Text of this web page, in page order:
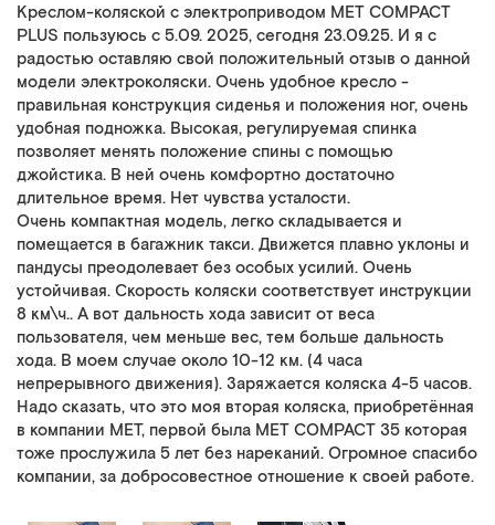
Креслом-коляской с электроприводом MET COMPACT
PLUS пользуюсь с 5.09. 2025, сегодня 23.09.25. И я с
радостью оставляю свой положительный отзыв о данной
модели электроколяски. Очень удобное кресло -
правильная конструкция сиденья и положения ног, очень
удобная подножка. Высокая, регулируемая спинка
позволяет менять положение спины с помощью
джойстика. В ней очень комфортно достаточно
длительное время. Нет чувства усталости.
Очень компактная модель, легко складывается и
помещается в багажник такси. Движется плавно уклоны и
пандусы преодолевает без особых усилий. Очень
устойчивая. Скорость коляски соответствует инструкции
8 км\ч.. А вот дальность хода зависит от веса
пользователя, чем меньше вес, тем больше дальность
хода. В моем случае около 10-12 км. (4 часа
непрерывного движения). Заряжается коляска 4-5 часов.
Надо сказать, что это моя вторая коляска, приобретённая
в компании МЕТ, первой была MET COMPACT 35 которая
тоже прослужила 5 лет без нареканий. Огромное спасибо
компании, за добросовестное отношение к своей работе.